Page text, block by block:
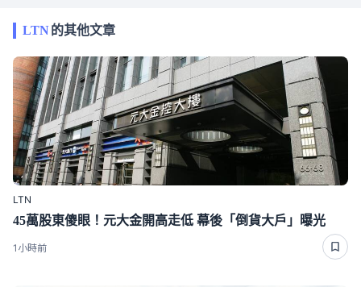
LTN的其他文章
LTN
45萬股東傻眼！元大金開高走低 幕後「倒貨大戶」曝光
1小時前